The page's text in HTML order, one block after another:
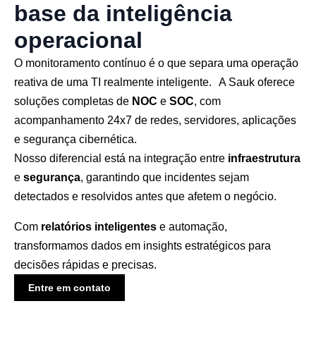
base da inteligência
operacional
O monitoramento contínuo é o que separa uma operação
reativa de uma TI realmente inteligente. A Sauk oferece
soluções completas de NOC e SOC, com
acompanhamento 24x7 de redes, servidores, aplicações
e segurança cibernética.
Nosso diferencial está na integração entre infraestrutura
e segurança, garantindo que incidentes sejam
detectados e resolvidos antes que afetem o negócio.
Com relatórios inteligentes e automação,
transformamos dados em insights estratégicos para
decisões rápidas e precisas.
Entre em contato